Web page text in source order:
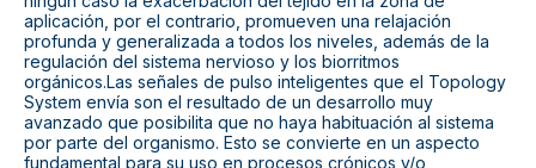
aplicación, por el contrario, promueven una relajación
profunda y generalizada a todos los niveles, además de la
regulación del sistema nervioso y los biorritmos
orgánicos.Las señales de pulso inteligentes que el Topology
System envía son el resultado de un desarrollo muy
avanzado que posibilita que no haya habituación al sistema
por parte del organismo. Esto se convierte en un aspecto
fundamental para su uso en procesos crónicos y/o